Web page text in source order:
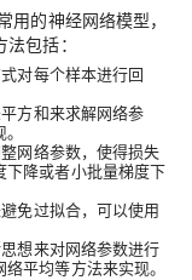
的神经网络模型，
包括：
对每个样本进行回
方和来求解网络参
网络参数，使得损失
下降或者小批量梯度下
免过拟合，可以使用
想来对网络参数进行
平均等方法来实现。